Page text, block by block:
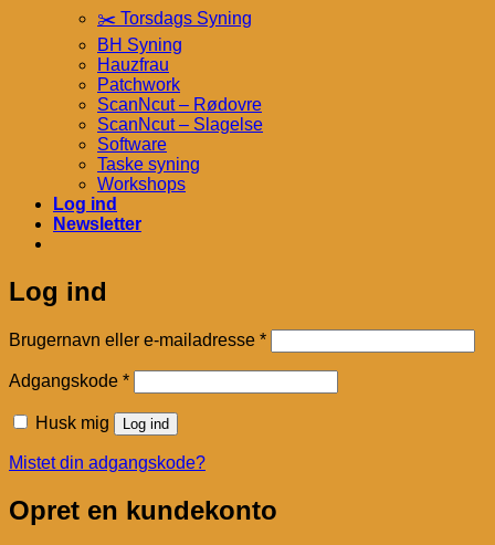
✂️ Torsdags Syning
BH Syning
Hauzfrau
Patchwork
ScanNcut – Rødovre
ScanNcut – Slagelse
Software
Taske syning
Workshops
Log ind
Newsletter
Log ind
Brugernavn eller e-mailadresse *Påkrævet
Adgangskode *Påkrævet
Husk mig Log ind
Mistet din adgangskode?
Opret en kundekonto